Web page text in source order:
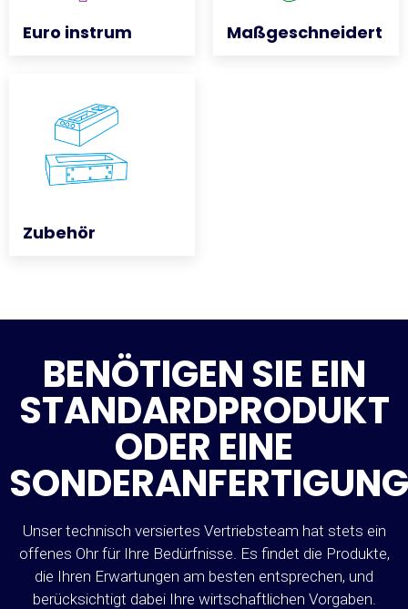
Euro instrum
Euro instrum Maßgeschneidert
Maßgeschneidert
Zubehör
Zubehör
BENÖTIGEN SIE EIN
STANDARDPRODUKT
ODER EINE
Unser technisch versiertes Vertriebsteam hat stets ein
offenes Ohr für Ihre Bedürfnisse. Es findet die Produkte,
die Ihren Erwartungen am besten entsprechen, und
berücksichtigt dabei Ihre wirtschaftlichen Vorgaben.